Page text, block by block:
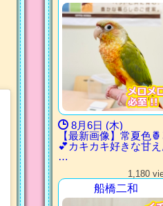
8月6日 (木)
【最新画像】常夏色
💕カキカキ好きな甘え
…
1,180
船橋二和